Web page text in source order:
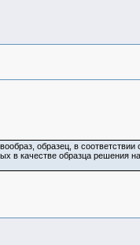
образец, в соответствии
в качестве образца решения